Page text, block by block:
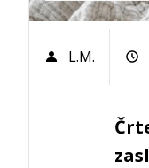
L.M.